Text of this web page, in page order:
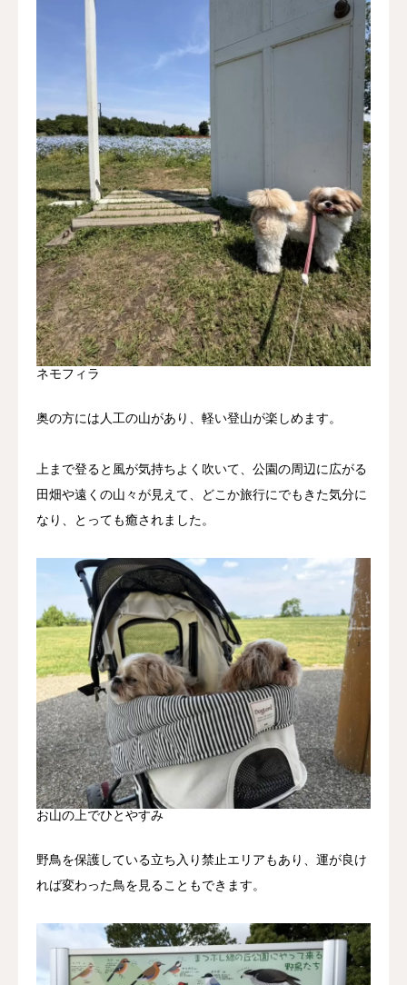
ネモフィラ
奥の方には人工の山があり、軽い登山が楽しめます。
上まで登ると風が気持ちよく吹いて、公園の周辺に広がる
田畑や遠くの山々が見えて、どこか旅行にでもきた気分に
なり、とっても癒されました。
お山の上でひとやすみ
野鳥を保護している立ち入り禁止エリアもあり、運が良け
れば変わった鳥を見ることもできます。